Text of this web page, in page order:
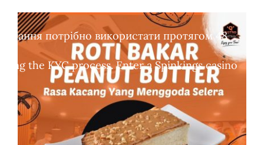
потрібно використати протягом 48
the KYC process. Enter a Spinkings casino